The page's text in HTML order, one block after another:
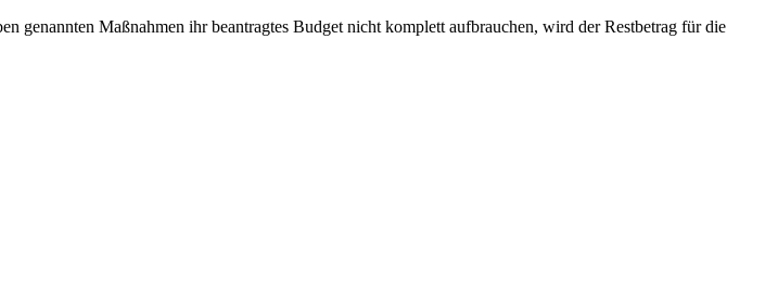
genannten Maßnahmen ihr beantragtes Budget nicht komplett aufbrauchen, wird der Restbetrag für die